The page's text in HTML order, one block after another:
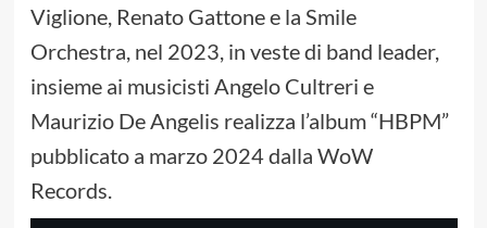
Viglione, Renato Gattone e la Smile
Orchestra, nel 2023, in veste di band leader,
insieme ai musicisti Angelo Cultreri e
Maurizio De Angelis realizza l’album “HBPM”
pubblicato a marzo 2024 dalla WoW
Records.